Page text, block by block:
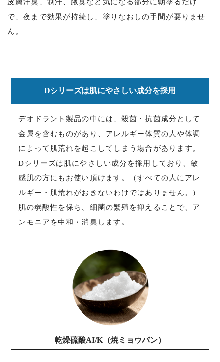
皮膚汗臭、制汗、腋臭など気になる部分に朝塗るだけ
で、夜まで効果が持続し、塗りなおしの手間が要りませ
ん。
Dシリーズは肌にやさしい成分を採用
デオドラント製品の中には、殺菌・抗菌成分として
金属を含むものがあり、アレルギー体質の人や体調
によって肌荒れを起こしてしまう場合があります。
Dシリーズは肌にやさしい成分を採用しており、敏
感肌の方にもお使い頂けます。（すべての人にアレ
ルギー・肌荒れがおきないわけではありません。）
肌の弱酸性を保ち、細菌の繁殖を抑えることで、ア
ンモニアを中和・消臭します。
乾燥硫酸AI/K（焼ミョウバン）